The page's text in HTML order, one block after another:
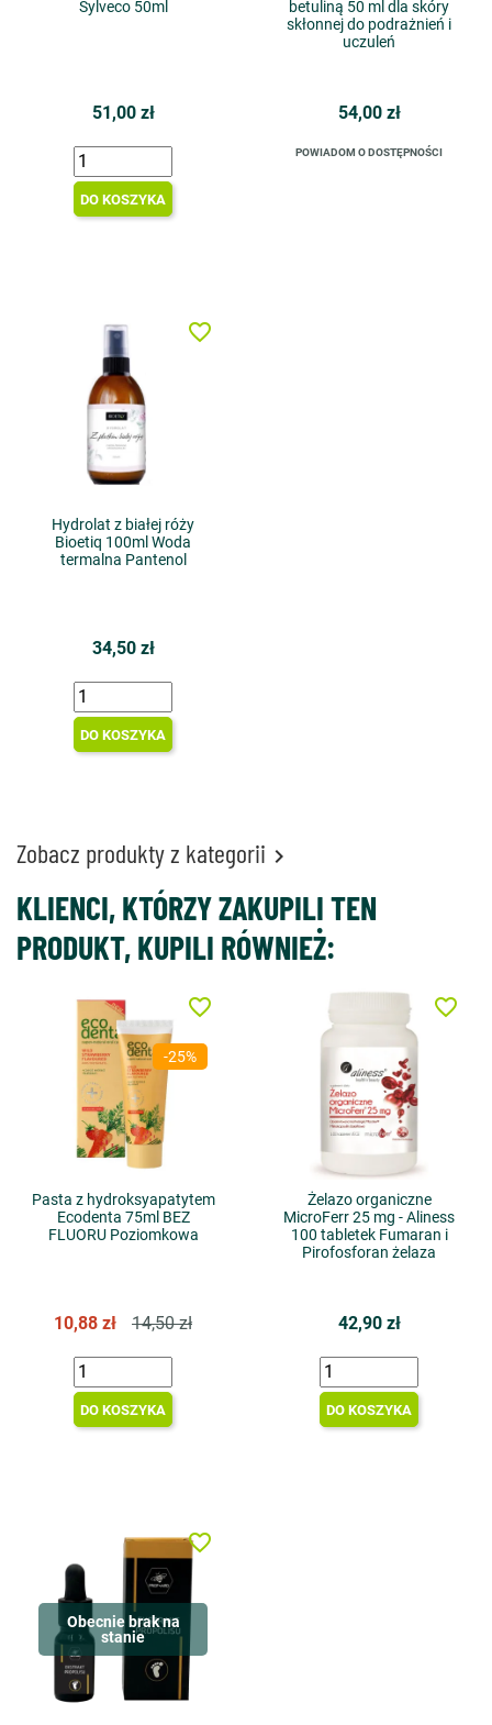
Sylveco 50ml
51,00 zł
DO KOSZYKA
betuliną 50 ml dla skóry
skłonnej do podrażnień i
uczuleń
54,00 zł
POWIADOM O DOSTĘPNOŚCI
Hydrolat z białej róży
Bioetiq 100ml Woda
termalna Pantenol
34,50 zł
DO KOSZYKA
favorite_border
Zobacz produkty z kategorii 
KLIENCI, KTÓRZY ZAKUPILI TEN
PRODUKT, KUPILI RÓWNIEŻ:
-25%
Pasta z hydroksyapatytem
Ecodenta 75ml BEZ
FLUORU Poziomkowa
10,88 zł 14,50 zł
DO KOSZYKA
favorite_border
Żelazo organiczne
MicroFerr 25 mg - Aliness
100 tabletek Fumaran i
Pirofosforan żelaza
42,90 zł
DO KOSZYKA
favorite_border
Obecnie brak na
stanie
favorite_border